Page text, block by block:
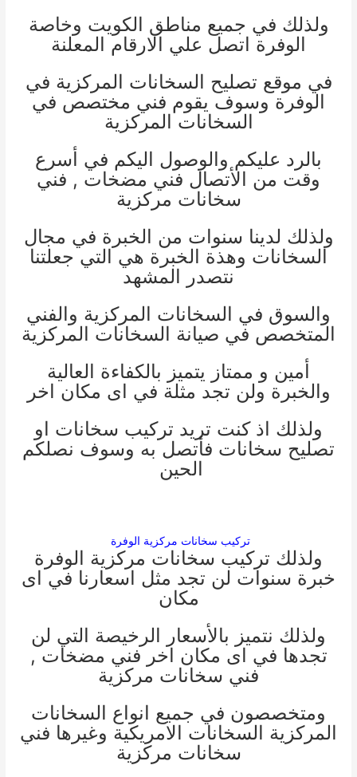
ولذلك في جميع مناطق الكويت وخاصة
الوفرة اتصل علي الارقام المعلنة
في موقع تصليح السخانات المركزية في
الوفرة وسوف يقوم فني مختصص في
السخانات المركزية
بالرد عليكم والوصول اليكم في أسرع
وقت من الأتصال فني مضخات , فني
سخانات مركزية
ولذلك لدينا سنوات من الخبرة في مجال
السخانات وهذة الخبرة هي التي جعلتنا
نتصدر المشهد
والسوق في السخانات المركزية والفني
المتخصص في صيانة السخانات المركزية
أمين و ممتاز يتميز بالكفاءة العالية
والخبرة ولن تجد مثلة في اى مكان اخر
ولذلك اذ كنت تريد تركيب سخانات او
تصليح سخانات فأتصل به وسوف نصلكم
الحين
تركيب سخانات مركزية الوفرة
ولذلك تركيب سخانات مركزية الوفرة
خبرة سنوات لن تجد مثل اسعارنا في اى
مكان
ولذلك نتميز بالأسعار الرخيصة التي لن
تجدها في اى مكان اخر فني مضخات ,
فني سخانات مركزية
ومتخصصون في جميع انواع السخانات
المركزية السخانات الامريكية وغيرها فني
سخانات مركزية